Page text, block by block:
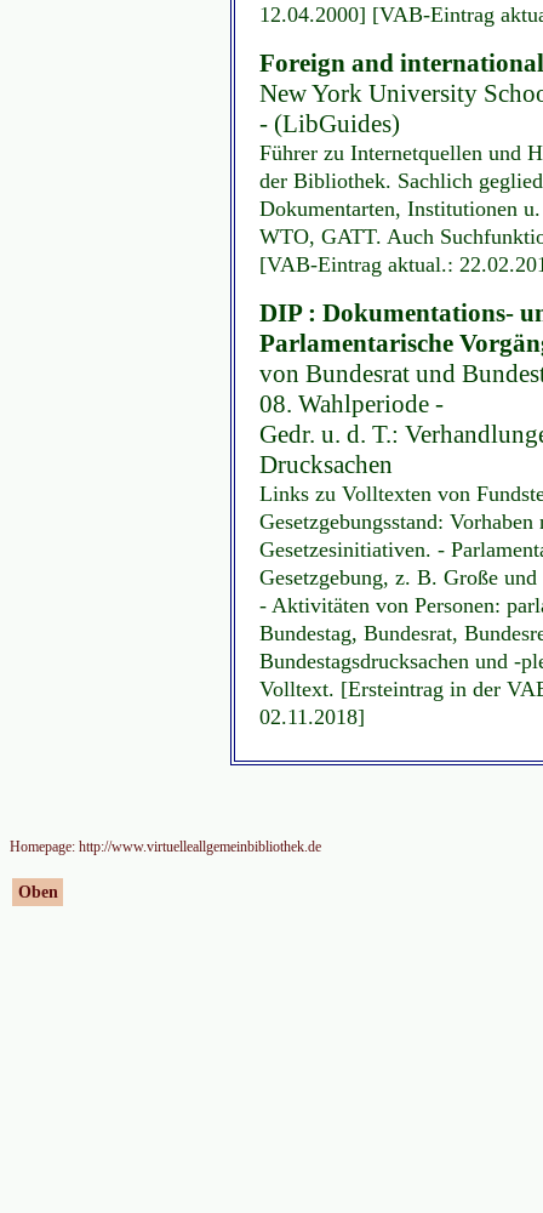
12.04.2000] [VAB-Eintrag
Foreign and
New York University
- (LibGuides)
Führer zu Internetquellen und
der Bibliothek. Sachlich
Dokumentarten, Institutionen
WTO, GATT. Auch
[VAB-Eintrag aktual.:
DIP : Dokumentations-
Parlamentarische
von Bundesrat und
08. Wahlperiode -
Gedr. u. d. T.:
Drucksachen
Links zu Volltexten von
Gesetzgebungsstand:
Gesetzesinitiativen. -
Gesetzgebung, z. B. Große
- Aktivitäten von Personen:
Bundestag, Bundesrat,
Bundestagsdrucksachen und -
Volltext. [Ersteintrag in der
02.11.2018]
Homepage: http://www.virtuelleallgemeinbibliothek.de
Oben